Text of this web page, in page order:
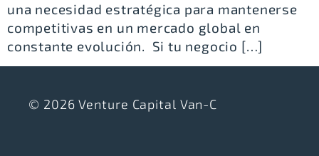
una necesidad estratégica para mantenerse
competitivas en un mercado global en
constante evolución. Si tu negocio […]
© 2026 Venture Capital Van-C